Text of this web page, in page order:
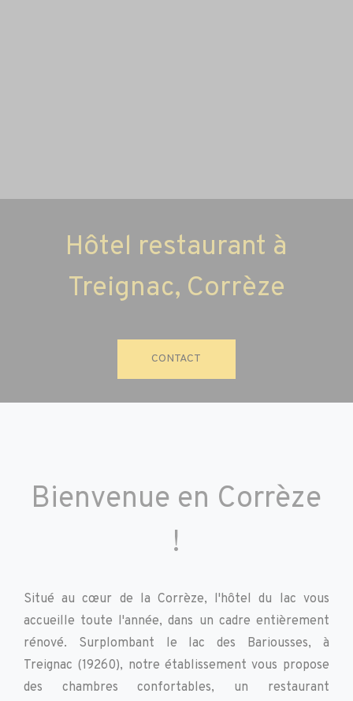
Hôtel restaurant à
Treignac, Corrèze
CONTACT
Bienvenue en Corrèze
!
Situé au cœur de la Corrèze, l'hôtel du lac vous
accueille toute l'année, dans un cadre entièrement
rénové. Surplombant le lac des Bariousses, à
Treignac (19260), notre établissement vous propose
des chambres confortables, un restaurant